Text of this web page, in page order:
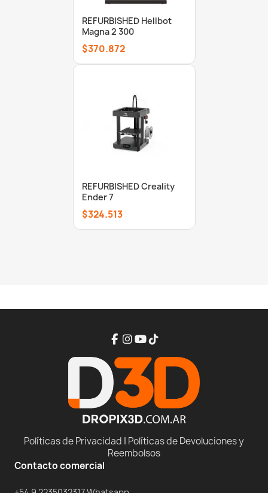
REFURBISHED Hellbot
Magna 2 300
$370.872
REFURBISHED Creality
Ender 7
$324.513
Políticas de Privacidad | Políticas de Devoluciones y
Reembolsos
Contacto comercial